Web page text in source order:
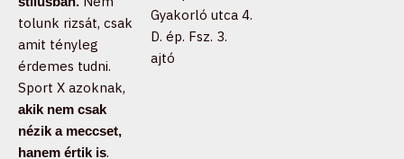
tolunk rizsát, csak
amit tényleg
érdemes tudni.
Sport X azoknak,
akik nem csak
nézik a meccset,
hanem értik is.
Gyakorló utca 4.
D. ép. Fsz. 3.
ajtó